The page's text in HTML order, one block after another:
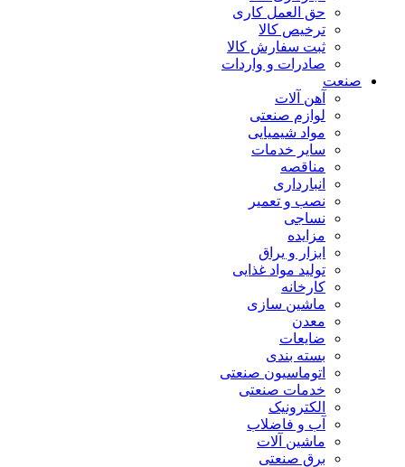
حق العمل کاری
ترخیص کالا
ثبت سفارش کالا
صادرات و واردات
صنعت
آهن آلات
لوازم صنعتی
مواد شیمیایی
سایر خدمات
مناقصه
انبارداری
نصب و تعمیر
نساجی
مزایده
ابزار و یراق
تولید مواد غذایی
کارخانه
ماشین سازی
معدن
ضایعات
بسته بندی
اتوماسیون صنعتی
خدمات صنعتی
الکترونیک
آب و فاضلاب
ماشین آلات
برق صنعتی